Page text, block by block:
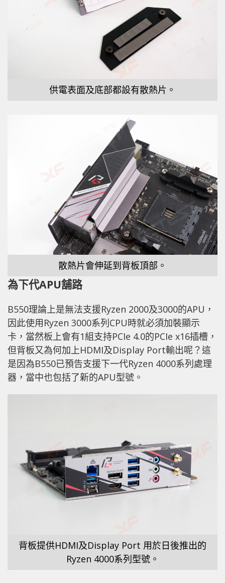
供電表面及底部都設有散熱片。
散熱片會伸延到背板頂部。
為下代APU舖路
B550理論上是無法支援Ryzen 2000及3000的APU，
因此使用Ryzen 3000系列CPU時就必須加裝顯示
卡，當然板上會有1組支持PCIe 4.0的PCIe x16插槽，
但背板又為何加上HDMI及Display Port輸出呢？這
是因為B550已預告支援下一代Ryzen 4000系列處理
器，當中也包括了新的APU型號。
背板提供HDMI及Display Port 用於日後推出的
Ryzen 4000系列型號。